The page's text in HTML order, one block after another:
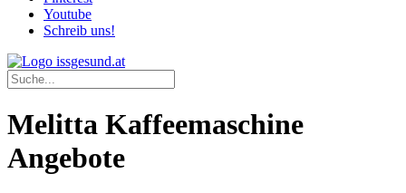
Youtube
Schreib uns!
Melitta Kaffeemaschine
Angebote